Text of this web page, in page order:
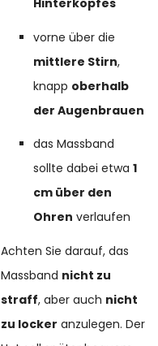
Hinterkopfes
vorne über die
mittlere Stirn,
knapp oberhalb
der Augenbrauen
das Massband
sollte dabei etwa1
cm über den
Ohren verlaufen
Achten Sie darauf, das
Massband nicht zu
straff, aber auch nicht
zu locker anzulegen. Der